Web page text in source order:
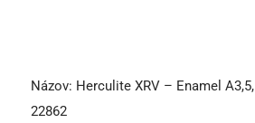
Názov: Herculite XRV – Enamel A3,5,
22862